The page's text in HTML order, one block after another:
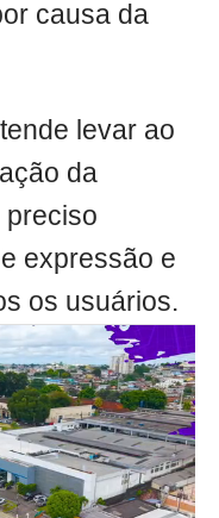
causa da
levar ao
da
preciso
expressão e
os usuários.